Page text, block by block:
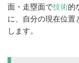
面・走塁面で技術的
に、自分の現在位置
します。